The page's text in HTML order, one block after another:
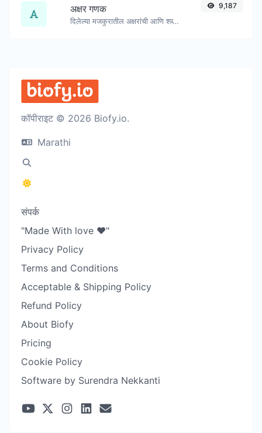
अक्षर गणक
दिलेल्या मजकुरातील अक्षरांची आणि शब्दांची संख्या मोजा.
9,187
कॉपीराइट © 2026 Biofy.io.
Marathi
संपर्क
"Made With love ❤️"
Privacy Policy
Terms and Conditions
Acceptable & Shipping Policy
Refund Policy
About Biofy
Pricing
Cookie Policy
Software by Surendra Nekkanti